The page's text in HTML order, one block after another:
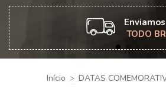
TODO
Início > DATAS